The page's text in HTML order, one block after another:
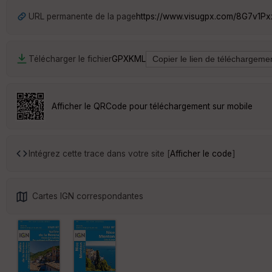
URL permanente de la pagehttps://www.visugpx.com/
Télécharger le fichierGPXKML
Afficher le QRCode pour téléchargement sur mobile
Intégrez cette trace dans votre site [Afficher le code]
Cartes IGN correspondantes